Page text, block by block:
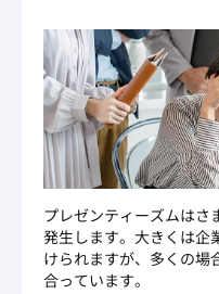
プレゼンティーズムはさ
発生します。大きくは企
けられますが、多くの場
合っています。